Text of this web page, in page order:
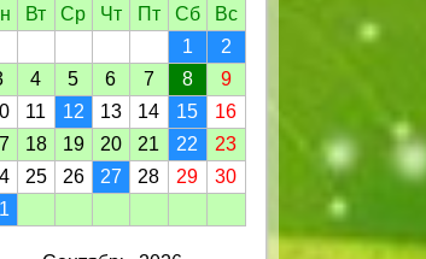
Вт Ср Чт Пт Сб
Вс
1
2
4 5 6 7 8
9
11 12 13 14 15
16
18 19 20 21 22
23
25 26 27 28 29
30